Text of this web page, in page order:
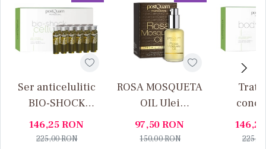
Ser anticelulitic
BIO-SHOCK
CELLUCOMPLEX
146,25RON
225,00RON
ROSA MOSQUETA
OIL Ulei
antivergeturi si
antirid
97,50RON
150,00RON
FIRMING